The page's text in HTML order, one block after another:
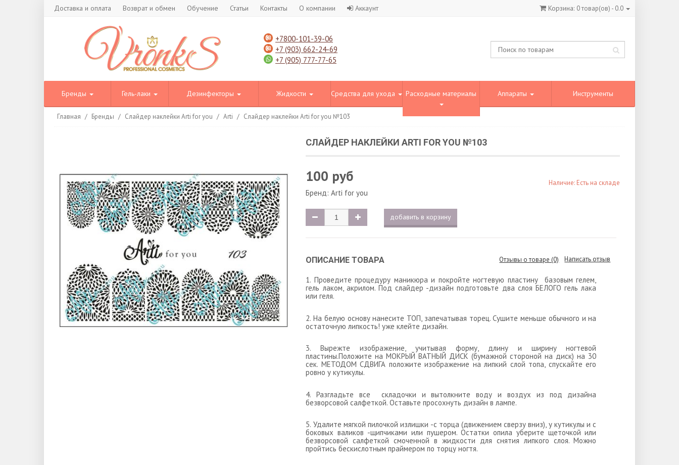
Доставка и оплата Возврат и обмен Обучение Статьи Контакты О компании Корзина: 0товар(ов) - 0.0
Аккаунт
+7800-101-39-06
+7 (903) 662-24-69
+7 (905) 777-77-65
Бренды Гель-лаки Дезинфекторы Жидкости Средства для ухода Расходные материалы Аппараты Инструменты
Главная / Бренды / Слайдер наклейки Arti for you / Arti / Слайдер наклейки Arti for you №103
СЛАЙДЕР НАКЛЕЙКИ ARTI FOR YOU №103
100 руб Наличие: Есть на складе
Бренд: Arti for you
добавить в корзину
ОПИСАНИЕ ТОВАРА Отзывы о товаре (0) Написать отзыв
1. Проведите процедуру маникюра и покройте ногтевую пластину базовым гелем,
гель лаком, акрилом. Под слайдер -дизайн подготовьте два слоя БЕЛОГО гель лака
или геля.
2. На белую основу нанесите ТОП, запечатывая торец. Сушите меньше обычного и на
остаточную липкость! уже клейте дизайн.
3. Вырежте изображение, учитывая форму, длину и ширину ногтевой
пластины.Положите на МОКРЫЙ ВАТНЫЙ ДИСК (бумажной стороной на диск) на 30
сек. МЕТОДОМ СДВИГА положите изображение на липкий слой топа, спускайте его
ровно у кутикулы.
4. Разгладьте все складочки и вытолкните воду и воздух из под дизайна
безворсовой салфеткой. Оставьте просохнуть дизайн в лампе.
5. Удалите мягкой пилочкой излишки -с торца (движением сверзу вниз), у кутикулы и с
боковых валиков -щипчиками или пушером. Остатки опила уберите щеточкой или
безворсовой салфеткой смоченной в жидкости для снятия липкого слоя. Можно
пройтись бескислотным праймером по торцу ногтя.